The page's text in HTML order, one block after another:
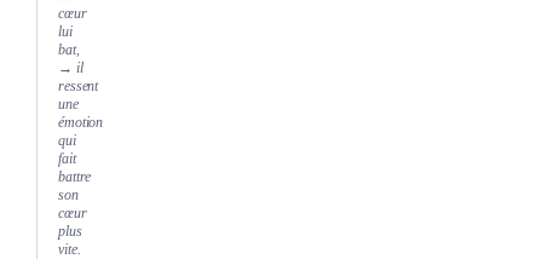
cœur
lui
bat,
→ il
ressent
une
émotion
qui
fait
battre
son
cœur
plus
vite.